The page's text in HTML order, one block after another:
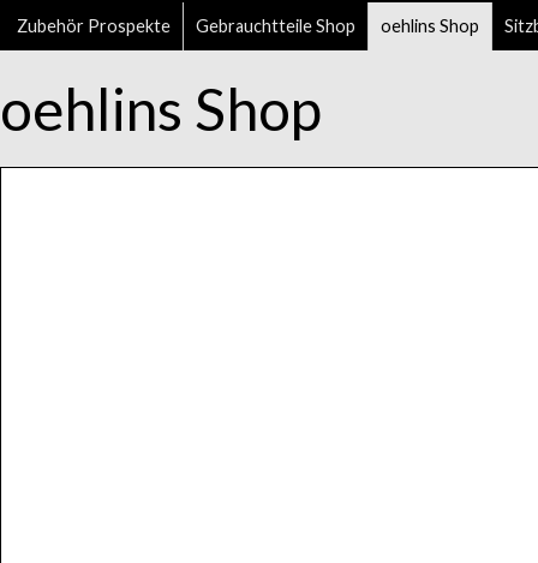
Zubehör Prospekte Gebrauchtteile Shop oehlins Shop
oehlins Shop